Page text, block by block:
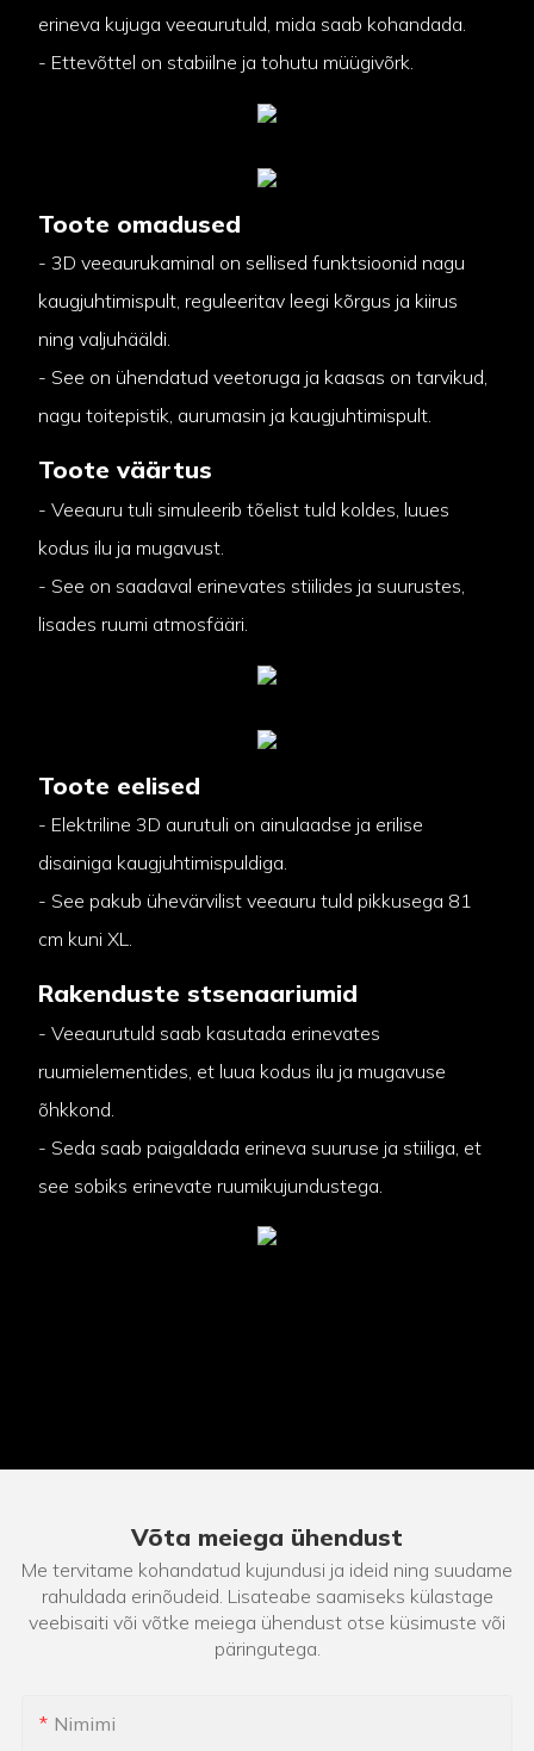
erineva kujuga veeaurutuld, mida saab kohandada.
- Ettevõttel on stabiilne ja tohutu müügivõrk.
Toote omadused
- 3D veeaurukaminal on sellised funktsioonid nagu
kaugjuhtimispult, reguleeritav leegi kõrgus ja kiirus
ning valjuhääldi.
- See on ühendatud veetoruga ja kaasas on tarvikud,
nagu toitepistik, aurumasin ja kaugjuhtimispult.
Toote väärtus
- Veeauru tuli simuleerib tõelist tuld koldes, luues
kodus ilu ja mugavust.
- See on saadaval erinevates stiilides ja suurustes,
lisades ruumi atmosfääri.
Toote eelised
- Elektriline 3D aurutuli on ainulaadse ja erilise
disainiga kaugjuhtimispuldiga.
- See pakub ühevärvilist veeauru tuld pikkusega 81
cm kuni XL.
Rakenduste stsenaariumid
- Veeaurutuld saab kasutada erinevates
ruumielementides, et luua kodus ilu ja mugavuse
õhkkond.
- Seda saab paigaldada erineva suuruse ja stiiliga, et
see sobiks erinevate ruumikujundustega.
Võta meiega ühendust
Me tervitame kohandatud kujundusi ja ideid ning suudame
rahuldada erinõudeid. Lisateabe saamiseks külastage
veebisaiti või võtke meiega ühendust otse küsimuste või
päringutega.
Nimimi